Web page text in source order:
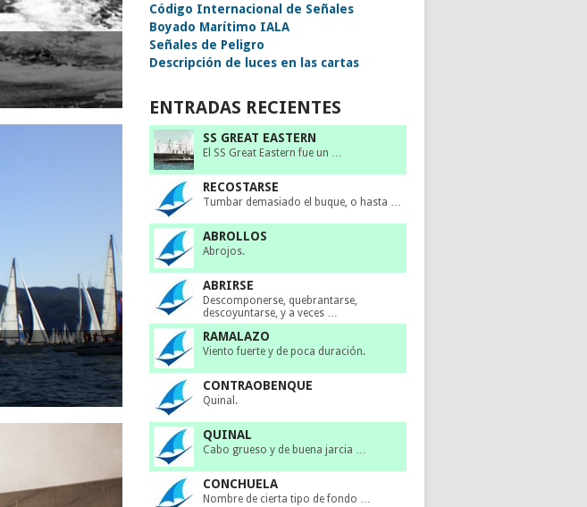
Código Internacional de Señales
Boyado Marítimo IALA
Señales de Peligro
Descripción de luces en las cartas
ENTRADAS RECIENTES
SS GREAT EASTERN
El SS Great Eastern fue un …
RECOSTARSE
Tumbar demasiado el buque, o hasta …
ABROLLOS
Abrojos.
ABRIRSE
Descomponerse, quebrantarse,
descoyuntarse, y a veces …
RAMALAZO
Viento fuerte y de poca duración.
CONTRAOBENQUE
Quinal.
QUINAL
Cabo grueso y de buena jarcia …
CONCHUELA
Nombre de cierta tipo de fondo …